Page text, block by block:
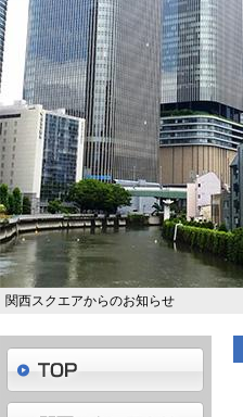
関西スクエアからのお知らせ